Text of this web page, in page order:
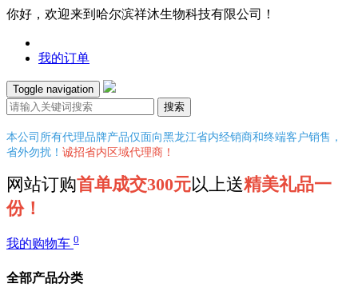
你好，欢迎来到哈尔滨祥沐生物科技有限公司！
我的订单
Toggle navigation
搜索
本公司所有代理品牌产品仅面向黑龙江省内经销商和终端客户销售，
省外勿扰！ 诚招省内区域代理商！
网站订购首单成交300元以上送精美礼品一
份！
我的购物车 0
全部产品分类